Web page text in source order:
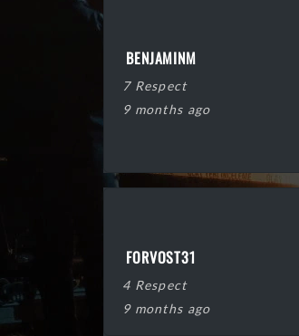
BENJAMINM
7 Respect
9 months ago
FORVOST31
4 Respect
9 months ago